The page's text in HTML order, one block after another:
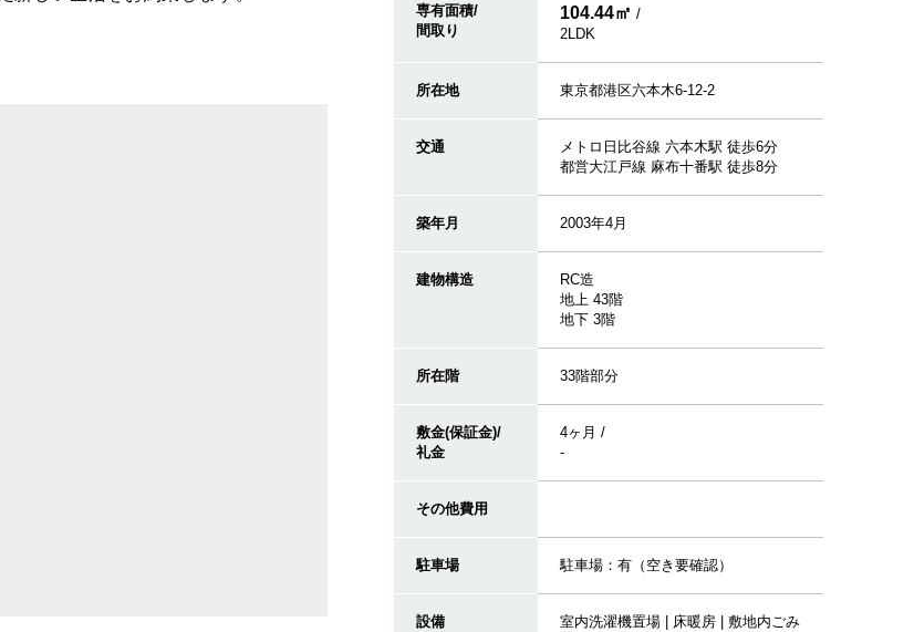
専有面積/
間取り
104.44㎡ /
2LDK
所在地 東京都港区六本木6-12-2
交通
メトロ日比谷線 六本木駅 徒歩6分
都営大江戸線 麻布十番駅 徒歩8分
築年月 2003年4月
建物構造
RC造
地上 43階
地下 3階
所在階 33階部分
敷金(保証金)/
礼金
4ヶ月 /
-
その他費用
駐車場 駐車場：有（空き要確認）
設備
室内洗濯機置場 | 床暖房 | 敷地内ごみ